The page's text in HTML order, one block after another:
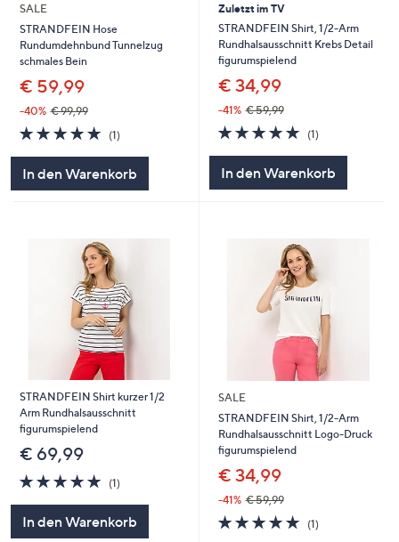
SALE
STRANDFEIN Hose
Rundumdehnbund Tunnelzug
schmales Bein
€ 59,99
-40% € 99,99
5.0
von
5
(1)
In den Warenkorb
Zuletzt im TV
STRANDFEIN Shirt, 1/2-Arm
Rundhalsausschnitt Krebs Detail
figurumspielend
€ 34,99
-41% € 59,99
5.0
von
(1)1
In den Warenkorb
STRANDFEIN Shirt kurzer 1/2
Arm Rundhalsausschnitt
figurumspielend
€ 69,99
5.0
von
5
(1)
In den Warenkorb
SALE
STRANDFEIN Shirt, 1/2-Arm
Rundhalsausschnitt Logo-Druck
figurumspielend
€ 34,99
-41% € 59,99
5.0
von
(1)